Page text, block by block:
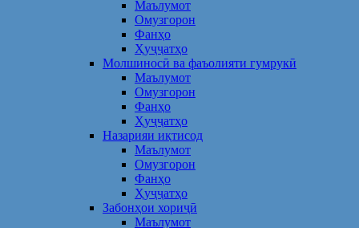
Маълумот
Омузгорон
Фанҳо
Ҳуҷҷатҳо
Молшиносӣ ва фаъолияти гумрукӣ
Маълумот
Омузгорон
Фанҳо
Ҳуҷҷатҳо
Назарияи иқтисод
Маълумот
Омузгорон
Фанҳо
Ҳуҷҷатҳо
Забонҳои хориҷӣ
Маълумот